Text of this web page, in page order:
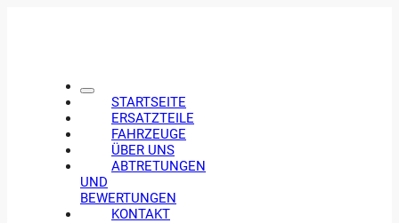
STARTSEITE
ERSATZTEILE
FAHRZEUGE
ÜBER UNS
ABTRETUNGEN
UND
BEWERTUNGEN
KONTAKT